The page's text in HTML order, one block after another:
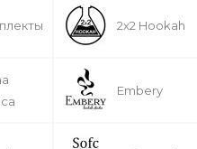
2x2 Hookah
Embery